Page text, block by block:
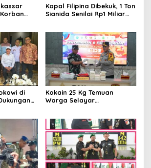
Kapal Filipina Dibekuk, 1 Ton
Sianida Senilai Rp1 Miliar
di
Kokain 25 Kg Temuan
Warga Selayar